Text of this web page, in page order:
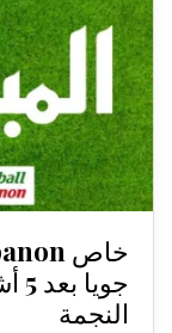
النجمة